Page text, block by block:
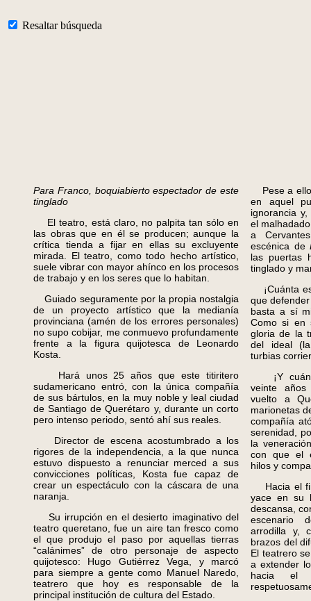
Resaltar búsqueda
Para Franco, boquiabierto espectador de este
tinglado
El teatro, está claro, no palpita tan sólo en
las obras que en él se producen; aunque la
crítica tienda a fijar en ellas su excluyente
mirada. El teatro, como todo hecho artístico,
suele vibrar con mayor ahínco en los procesos
de trabajo y en los seres que lo habitan.
Guiado seguramente por la propia nostalgia
de un proyecto artístico que la medianía
provinciana (amén de los errores personales)
no supo cobijar, me conmuevo profundamente
frente a la figura quijotesca de Leonardo
Kosta.
Hará unos 25 años que este titiritero
sudamericano entró, con la única compañía
de sus bártulos, en la muy noble y leal ciudad
de Santiago de Querétaro y, durante un corto
pero intenso periodo, sentó ahí sus reales.
Director de escena acostumbrado a los
rigores de la independencia, a la que nunca
estuvo dispuesto a renunciar merced a sus
convicciones políticas, Kosta fue capaz de
crear un espectáculo con la cáscara de una
naranja.
Su irrupción en el desierto imaginativo del
teatro queretano, fue un aire tan fresco como
el que produjo el paso por aquellas tierras
“calánimes” de otro personaje de aspecto
quijotesco: Hugo Gutiérrez Vega, y marcó
para siempre a gente como Manuel Naredo,
teatrero que hoy es responsable de la
principal institución de cultura del Estado.
Pese a
en aquel
ignorancia
el
a
escénica de
las puertas
tinglado y
¡Cuánta
que
basta a sí
Como si en
gloria de la
del ideal
turbias
¡Y
veinte
vuelto a
marionetas
compañía
serenidad,
la
con que el
hilos y
Hacia el
yace en su
descansa,
escenario
arrodilla y,
brazos del
El teatrero
a extender
hacia el